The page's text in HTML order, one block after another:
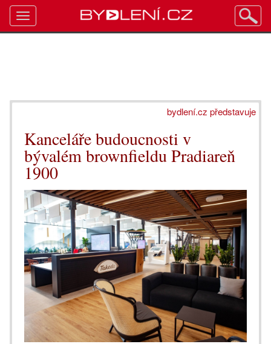
bydlení.cz představuje
Kanceláře budoucnosti v
bývalém brownfieldu Pradiareň
1900
Toggle
navigation